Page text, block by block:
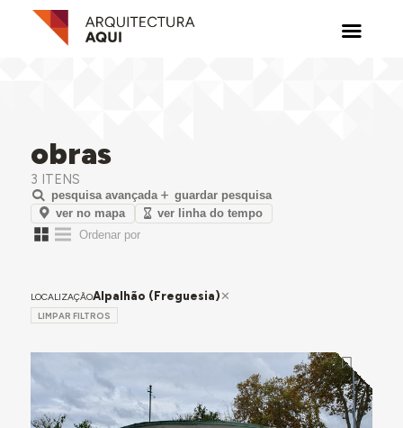
obras
3 ITENS
pesquisa avançada
guardar pesquisa
ver no mapa
ver linha do tempo
LOCALIZAÇÃOAlpalhão (Freguesia)
LIMPAR FILTROS